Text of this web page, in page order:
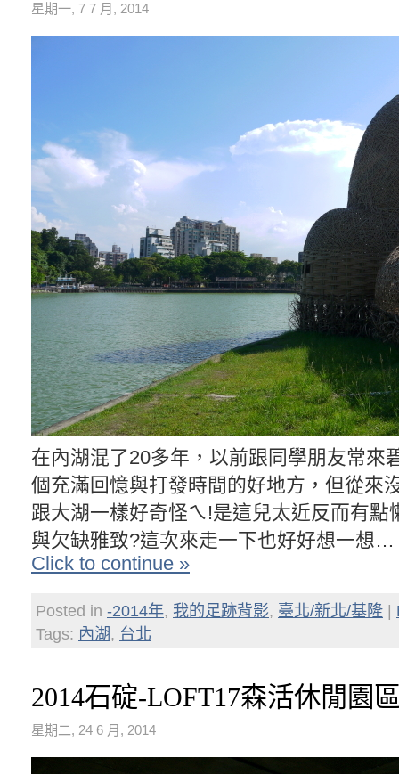
星期一, 7 7 月, 2014
在內湖混了20多年，以前跟同學朋友常來
個充滿回憶與打發時間的好地方，但從來
跟大湖一樣好奇怪ㄟ!是這兒太近反而有點
與欠缺雅致?這次來走一下也好好想一想…
Click to continue »
Posted in -2014年, 我的足跡背影, 臺北/新北/基隆
Tags: 內湖, 台北
2014石碇-LOFT17森活休閒園
星期二, 24 6 月, 2014